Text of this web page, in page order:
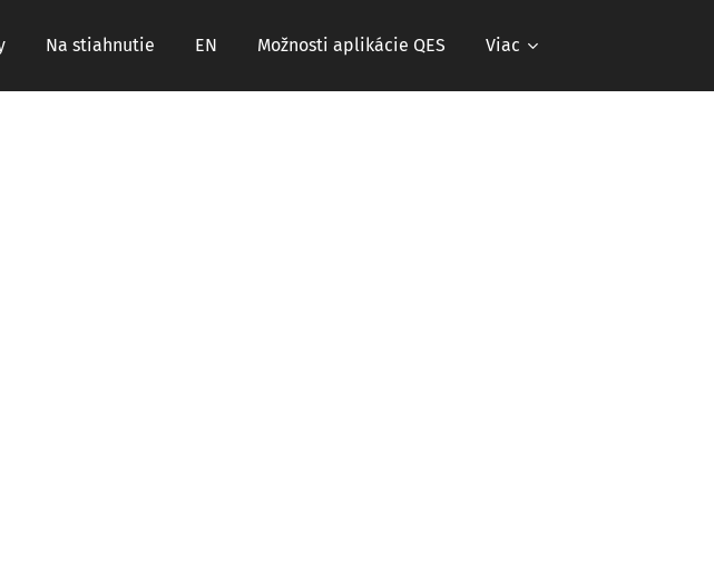
Na stiahnutie EN Možnosti aplikácie QES Viac